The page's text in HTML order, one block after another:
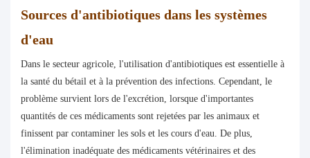
Sources d'antibiotiques dans les systèmes
d'eau
Dans le secteur agricole, l'utilisation d'antibiotiques est essentielle à
la santé du bétail et à la prévention des infections. Cependant, le
problème survient lors de l'excrétion, lorsque d'importantes
quantités de ces médicaments sont rejetées par les animaux et
finissent par contaminer les sols et les cours d'eau. De plus,
l'élimination inadéquate des médicaments vétérinaires et des